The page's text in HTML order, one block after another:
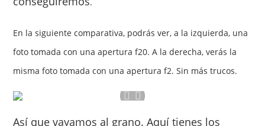
En la siguiente comparativa, podrás ver, a la izquierda, una
foto tomada con una apertura f20. A la derecha, verás la
misma foto tomada con una apertura f2. Sin más trucos.
Así que vayamos al grano. Aquí tienes los